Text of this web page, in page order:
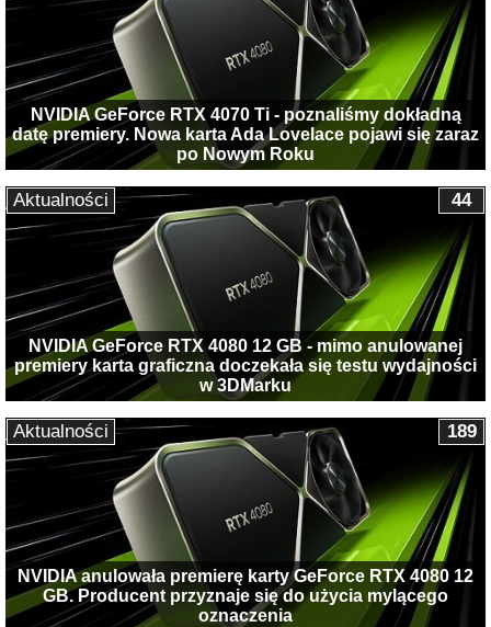
NVIDIA GeForce RTX 4070 Ti - poznaliśmy dokładną
datę premiery. Nowa karta Ada Lovelace pojawi się zaraz
po Nowym Roku
NVIDIA GeForce RTX 4080 12 GB - mimo anulowanej
premiery karta graficzna doczekała się testu wydajności
w 3DMarku
44
Aktualności
NVIDIA anulowała premierę karty GeForce RTX 4080 12
GB. Producent przyznaje się do użycia mylącego
oznaczenia
189
Aktualności